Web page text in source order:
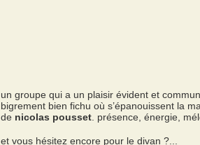
un groupe qui a un plaisir évident et
bigrement bien fichu où s’épanouissent la
de nicolas pousset . présence, énergie,
et vous hésitez encore pour le divan ?...